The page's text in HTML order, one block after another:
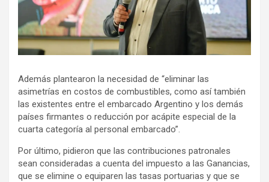
Además plantearon la necesidad de “eliminar las
asimetrías en costos de combustibles, como así también
las existentes entre el embarcado Argentino y los demás
países firmantes o reducción por acápite especial de la
cuarta categoría al personal embarcado”.
Por último, pidieron que las contribuciones patronales
sean consideradas a cuenta del impuesto a las Ganancias,
que se elimine o equiparen las tasas portuarias y que se